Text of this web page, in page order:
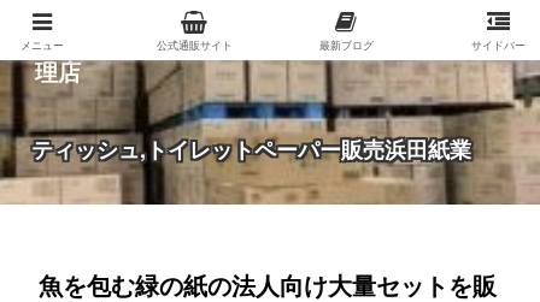
紙（家庭紙・包装紙・印刷用紙など）の総合代
理店
ティッシュ,トイレットペーパー販売浜田紙業
魚を包む緑の紙の法人向け大量セットを販
メニュー 公式通販サイト 最新ブログ サイドバー